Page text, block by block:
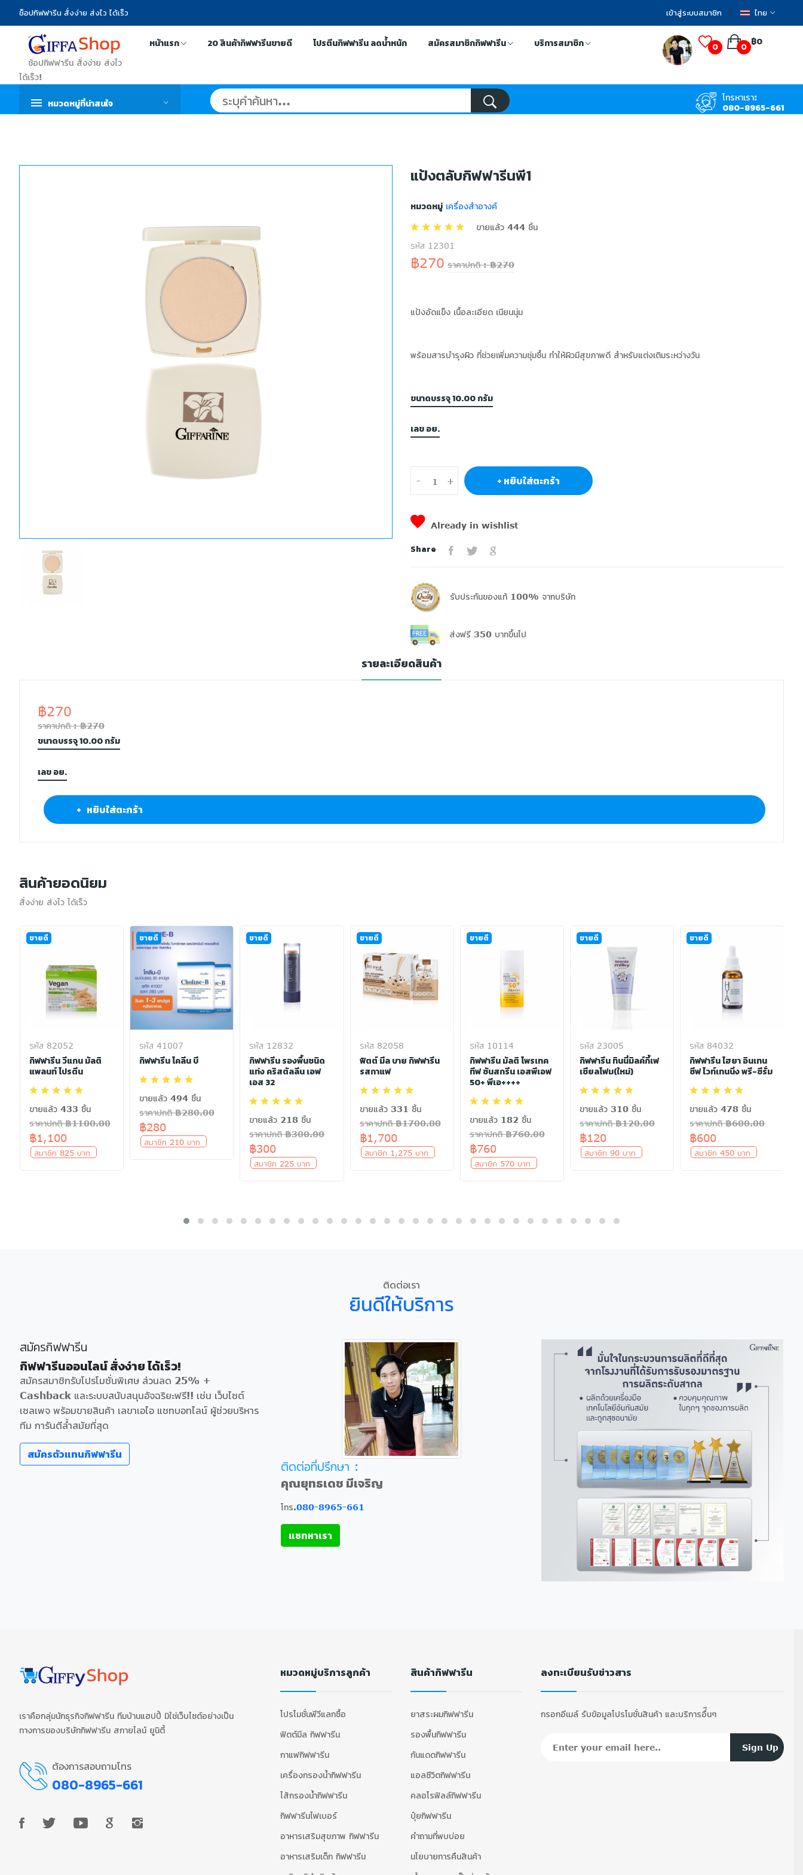
ช็อปกิฟฟารีน สั่งง่าย ส่งไว ได้เร็ว เข้าสู่ระบบสมาชิก ไทย
ช้อปกิฟฟารีน สั่งง่าย ส่งไว
ได้เร็ว!
หน้าแรก 20 สินค้ากิฟฟารีนขายดี โปรตีนกิฟฟารีน ลดน้ำหนัก สมัครสมาชิกกิฟฟารีน บริการสมาชิก 0 ฿0
0
หมวดหมู่ที่น่าสนใจ
โทรหาเรา:
080-8965-661
แป้งตลับกิฟฟารีนพี1
หมวดหมู่ เครื่องสำอางค์
ขายแล้ว 444 ชิ้น
รหัส 12301
฿270 ราคาปกติ : ฿270
แป้งอัดแข็ง เนื้อละเอียด เนียนนุ่ม
พร้อมสารบำรุงผิว ที่ช่วยเพิ่มความชุ่มชื้น ทำให้ผิวมีสุขภาพดี สำหรับแต่งเติมระหว่างวัน
ขนาดบรรจุ 10.00 กรัม
เลข อย.
- + + หยิบใส่ตะกร้า
Already in wishlist
Share
รับประกันของแท้ 100% จากบริษัท
ส่งฟรี 350 บาทขึ้นไป
รายละเอียดสินค้า
฿270
ราคาปกติ : ฿270
ขนาดบรรจุ 10.00 กรัม
เลข อย.
+ หยิบใส่ตะกร้า
สินค้ายอดนิยม
สั่งง่าย ส่งไว ได้เร็ว
ขายดี
รหัส 82052
กิฟฟารีน วีแกน มัลติ
แพลนท์ โปรตีน
ขายแล้ว 433 ชิ้น
ราคาปกติ ฿1100.00
฿1,100
สมาชิก 825 บาท
ขายดี
รหัส 41007
กิฟฟารีน โคลีน บี
ขายแล้ว 494 ชิ้น
ราคาปกติ ฿280.00
฿280
สมาชิก 210 บาท
ขายดี
รหัส 12832
กิฟฟารีน รองพื้นชนิด
แท่ง คริสตัลลีน เอฟ
เอส 32
ขายแล้ว 218 ชิ้น
ราคาปกติ ฿300.00
฿300
สมาชิก 225 บาท
ขายดี
รหัส 82058
ฟิตต์ มีล บาย กิฟฟารีน
รสกาแฟ
ขายแล้ว 331 ชิ้น
ราคาปกติ ฿1700.00
฿1,700
สมาชิก 1,275 บาท
ขายดี
รหัส 10114
กิฟฟารีน มัลติ โพรเทค
ทีฟ ซันสกรีน เอสพีเอฟ
50+ พีเอ++++
ขายแล้ว 182 ชิ้น
ราคาปกติ ฿760.00
฿760
สมาชิก 570 บาท
ขายดี
รหัส 23005
กิฟฟารีน ทินนี่มิลค์กี้เฟ
เชียลโฟม(ใหม่)
ขายแล้ว 310 ชิ้น
ราคาปกติ ฿120.00
฿120
สมาชิก 90 บาท
ขายดี
รหัส 84032
กิฟฟารีน ไฮยา อินเทน
ซีฟ ไวท์เทนนิ่ง พรี-ซีรั่ม
ขายแล้ว 478 ชิ้น
ราคาปกติ ฿600.00
฿600
สมาชิก 450 บาท
ติดต่อเรา
ยินดีให้บริการ
สมัครกิฟฟารีน
กิฟฟารีนออนไลน์ สั่งง่าย ได้เร็ว!
สมัครสมาชิกรับโปรโมชั่นพิเศษ ส่วนลด 25% +
Cashback และระบบสนับสนุนอัจฉริยะฟรี!! เช่น เว็บไซต์
เซลเพจ พร้อมขายสินค้า เลขาเอไอ แชทบอทไลน์ ผู้ช่วยบริหาร
ทีม การันตีล้ำสมัยที่สุด
สมัครตัวแทนกิฟฟารีน
ติดต่อที่ปรึกษา :
คุณยุทธเดช มีเจริญ
โทร.080-8965-661
แชทหาเรา
เราคือกลุ่มนักธุรกิจกิฟฟารีน ทีมบ้านแฮปปี้ มิใช่เว็บไซต์อย่างเป็น
ทางการของบริษัทกิฟฟารีน สกายไลน์ ยูนิตี้
ต้องการสอบถามโทร
080-8965-661
หมวดหมู่บริการลูกค้า
โปรโมชั่นพีวีแลกซื้อ
ฟิตต์มีล กิฟฟารีน
กาแฟกิฟฟารีน
เครื่องกรองน้ำกิฟฟารีน
ไส้กรองน้ำกิฟฟารีน
กิฟฟารีนไฟเบอร์
อาหารเสริมสุขภาพ กิฟฟารีน
อาหารเสริมเด็ก กิฟฟารีน
สินค้ากิฟฟารีน
ยาสระผมกิฟฟารีน
รองพื้นกิฟฟารีน
กันแดดกิฟฟารีน
แอลซีวิตกิฟฟารีน
คลอโรฟิลล์กิฟฟารีน
ปุ๋ยกิฟฟารีน
คำถามที่พบบ่อย
นโยบายการคืนสินค้า
ลงทะเบียนรับข่าวสาร
กรอกอีเมล์ รับข้อมูลโปรโมชั่นสินค้า และบริการอื่ีนๆ